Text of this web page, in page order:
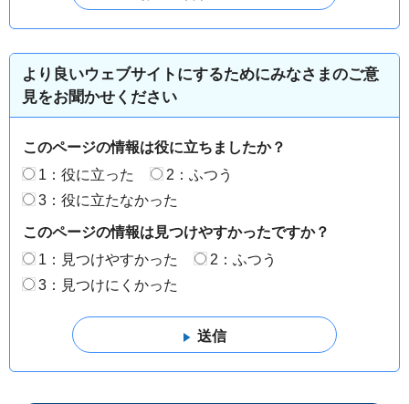
より良いウェブサイトにするためにみなさまのご意
見をお聞かせください
このページの情報は役に立ちましたか？
1：役に立った
2：ふつう
3：役に立たなかった
このページの情報は見つけやすかったですか？
1：見つけやすかった
2：ふつう
3：見つけにくかった